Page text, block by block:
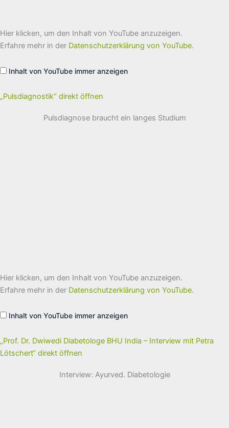
„Pulsdiagnostik“
von
YouTube
Hier klicken, um den Inhalt von YouTube anzuzeigen.
Erfahre mehr in der Datenschutzerklärung von YouTube.
Inhalt von YouTube immer anzeigen
„Pulsdiagnostik“ direkt öffnen
Pulsdiagnose braucht ein langes Studium
„Prof.
Dr.
Dwiwedi
India
–
Petra
Lötschert“
von
Hier klicken, um den Inhalt von YouTube anzuzeigen.
Erfahre mehr in der Datenschutzerklärung von YouTube.
Inhalt von YouTube immer anzeigen
„Prof. Dr. Dwiwedi Diabetologe BHU India – Interview mit Petra
Lötschert“ direkt öffnen
Interview: Ayurved. Diabetologie